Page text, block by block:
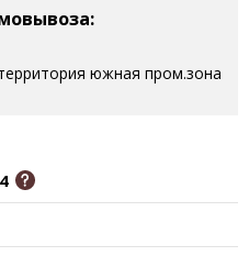
южная пром.зона